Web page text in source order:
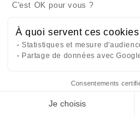
NOS PRODUITS
CATÉGORIES
Site réalisé par
C'est OK pour vous ?
À quoi servent ces
Statistiques et mesure
Partage de données avec
Consentements
Je choisis